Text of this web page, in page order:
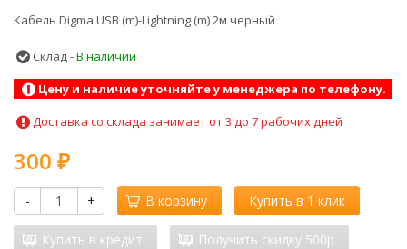
Кабель Digma USB (m)-Lightning (m) 2м черный
Склад -В наличии
Цену и наличие уточняйте у менеджера по телефону.
Доставка со склада занимает от 3 до 7 рабочих дней
300 ₽
- + В корзину Купить в 1 клик
Купить в кредит Получить скидку 500р